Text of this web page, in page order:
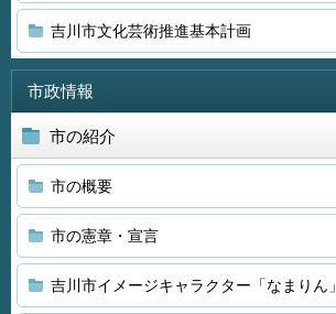
吉川市文化芸術推進基本計画
市政情報
市の紹介
市の概要
市の憲章・宣言
吉川市イメージキャラクター「なまりん」